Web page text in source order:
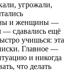
угрожали,
и женщины —
— сдавались ещё
учишься: эта
Главное —
и никогда
что делать